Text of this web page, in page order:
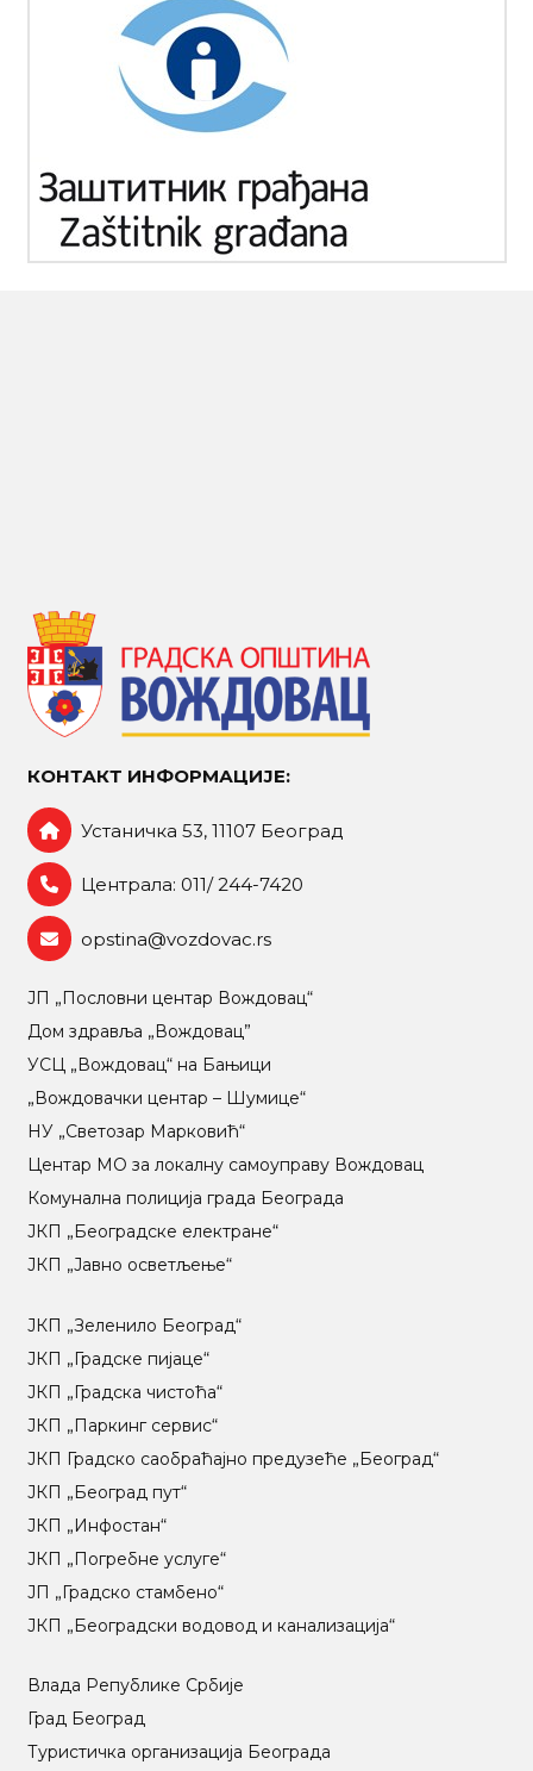
КОНТАКТ ИНФОРМАЦИЈЕ:
Устаничка 53, 11107 Београд
Централа: 011/ 244-7420
opstina@vozdovac.rs
ЈП „Пословни центар Вождовац“
Дом здравља „Вождовац”
УСЦ „Вождовац“ на Бањици
„Вождовачки центар – Шумице“
НУ „Светозар Марковић“
Центар МO за локалну самоуправу Вождовац
Комунална полиција града Београда
ЈКП „Београдске електране“
ЈКП „Јавно осветљење“
ЈКП „Зеленило Београд“
ЈКП „Градске пијаце“
ЈКП „Градска чистоћа“
ЈКП „Паркинг сервис“
ЈКП Градско саобраћајно предузеће „Београд“
ЈКП „Београд пут“
ЈКП „Инфостан“
ЈКП „Погребне услуге“
ЈП „Градско стамбено“
ЈКП „Београдски водовод и канализација“
Влада Републике Србије
Град Београд
Туристичка организација Београда